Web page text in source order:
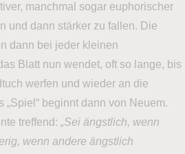
manchmal sogar euphorischer
und dann stärker zu fallen. Die
dann bei jeder kleinen
Blatt nun wendet, oft so lange, bis
werfen und wieder an die
beginnt dann von Neuem.
treffend: „Sei ängstlich, wenn
wenn andere ängstlich